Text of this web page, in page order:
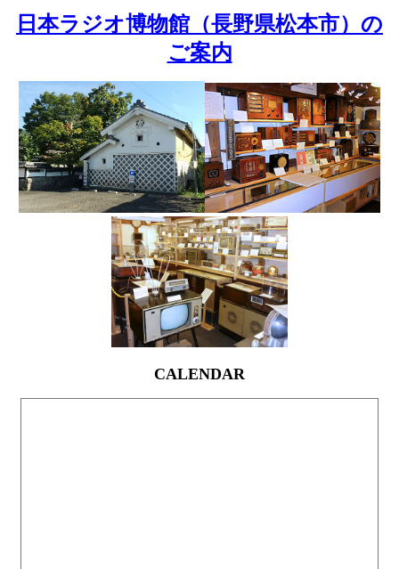
日本ラジオ博物館（長野県松本市）の
ご案内
CALENDAR